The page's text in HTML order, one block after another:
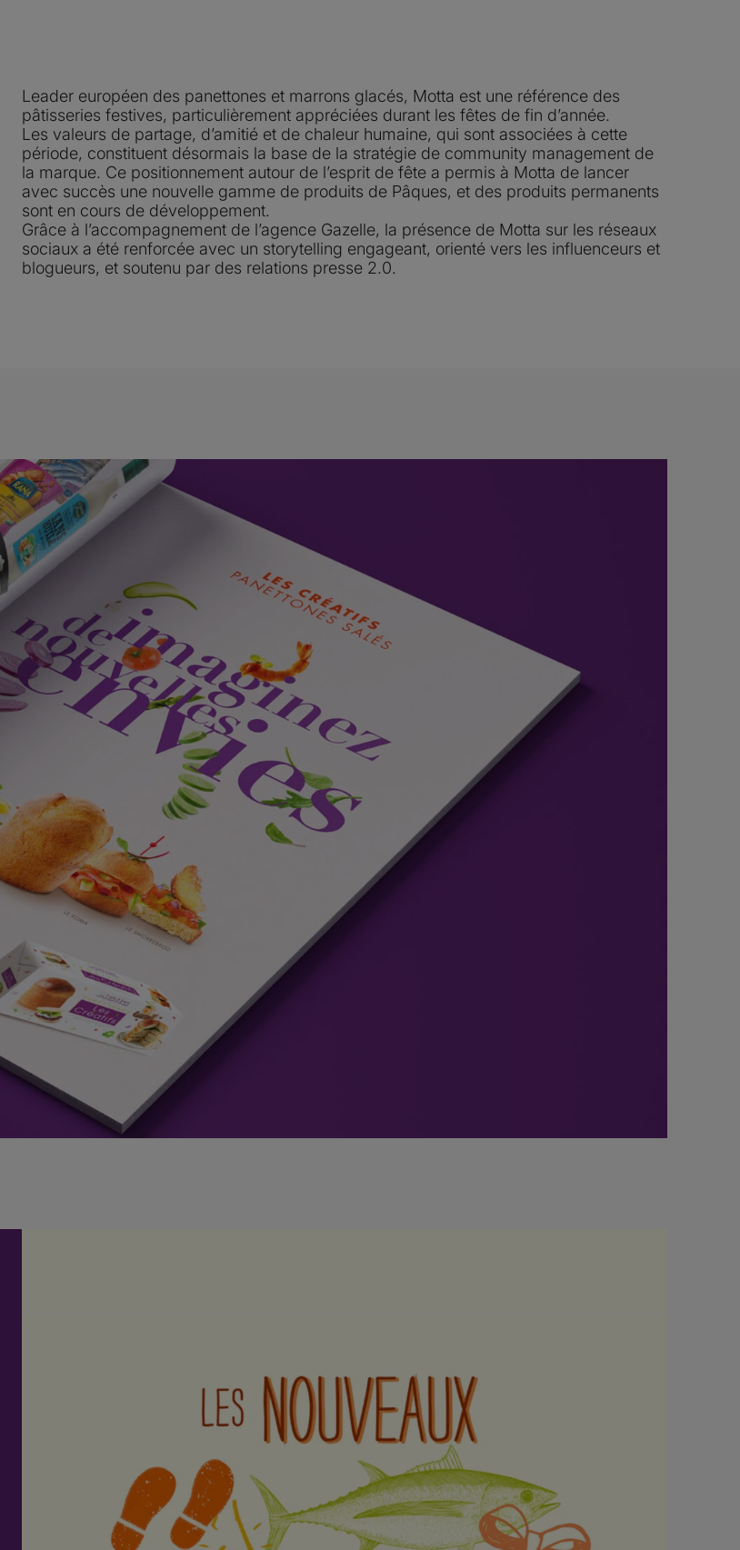
Leader européen des panettones et marrons glacés, Motta est une référence des
pâtisseries festives, particulièrement appréciées durant les fêtes de fin d’année.
Les valeurs de partage, d’amitié et de chaleur humaine, qui sont associées à cette
période, constituent désormais la base de la stratégie de community management de
la marque. Ce positionnement autour de l’esprit de fête a permis à Motta de lancer
avec succès une nouvelle gamme de produits de Pâques, et des produits permanents
sont en cours de développement.
Grâce à l’accompagnement de l’agence Gazelle, la présence de Motta sur les réseaux
sociaux a été renforcée avec un storytelling engageant, orienté vers les influenceurs et
blogueurs, et soutenu par des relations presse 2.0.